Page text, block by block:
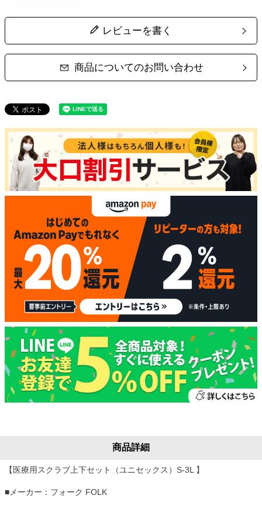
レビューを書く
商品についてのお問い合わせ
商品詳細
【医療用スクラブ上下セット（ユニセックス）S-3L 】
■メーカー：フォーク FOLK